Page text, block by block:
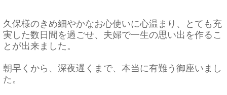
久保様のきめ細やかなお心使いに心温まり、
とても充
実した数日間を過ごせ、 夫婦で一生の思い出を作るこ
とが出来ました。
朝早くから、深夜遅くまで、本当に有難う御座いまし
た。